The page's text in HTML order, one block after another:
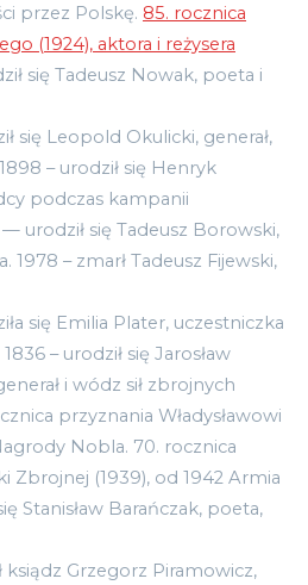
przez Polskę. 85. rocznica
(1924), aktora i reżysera
się Tadeusz Nowak, poeta i
się Leopold Okulicki, generał,
– urodził się Henryk
podczas kampanii
urodził się Tadeusz Borowski,
1978 – zmarł Tadeusz Fijewski,
się Emilia Plater, uczestniczka
– urodził się Jarosław
i wódz sił zbrojnych
przyznania Władysławowi
Nobla. 70. rocznica
Zbrojnej (1939), od 1942 Armia
Stanisław Barańczak, poeta,
ksiądz Grzegorz Piramowicz,